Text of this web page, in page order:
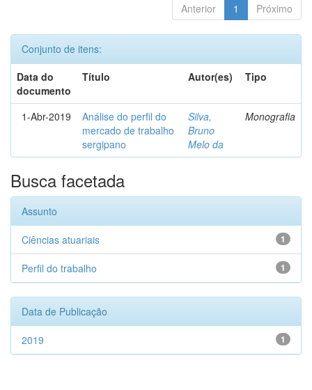
Anterior 1 Próximo
Conjunto de itens:
Data do
documento
Título Autor(es) Tipo
1-Abr-2019
Análise do perfil do
mercado de trabalho
sergipano
Silva,
Bruno
Melo da
Monografia
Busca facetada
Assunto
1
Ciências atuariais
1
Perfil do trabalho
Data de Publicação
1
2019